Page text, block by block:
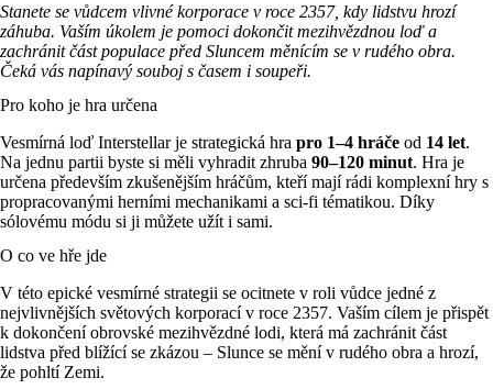
Stanete se vůdcem vlivné korporace v roce 2357, kdy lidstvu hrozí
záhuba. Vaším úkolem je pomoci dokončit mezihvězdnou loď a
zachránit část populace před Sluncem měnícím se v rudého obra.
Čeká vás napínavý souboj s časem i soupeři.
Pro koho je hra určena
Vesmírná loď Interstellar je strategická hra pro 1–4 hráče od 14 let.
Na jednu partii byste si měli vyhradit zhruba 90–120 minut. Hra je
určena především zkušenějším hráčům, kteří mají rádi komplexní hry s
propracovanými herními mechanikami a sci-fi tématikou. Díky
sólovému módu si ji můžete užít i sami.
O co ve hře jde
V této epické vesmírné strategii se ocitnete v roli vůdce jedné z
nejvlivnějších světových korporací v roce 2357. Vaším cílem je přispět
k dokončení obrovské mezihvězdné lodi, která má zachránit část
lidstva před blížící se zkázou – Slunce se mění v rudého obra a hrozí,
že pohltí Zemi.